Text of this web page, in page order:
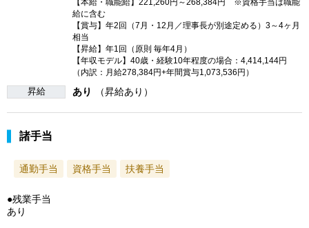
給に含む
【賞与】年2回（7月・12月／理事長が別途定める）3～4ヶ月
相当
【昇給】年1回（原則 毎年4月）
【年収モデル】40歳・経験10年程度の場合：4,414,144円
（内訳：月給278,384円+年間賞与1,073,536円）
昇給 あり （昇給あり）
諸手当
通勤手当 資格手当 扶養手当
●残業手当
あり